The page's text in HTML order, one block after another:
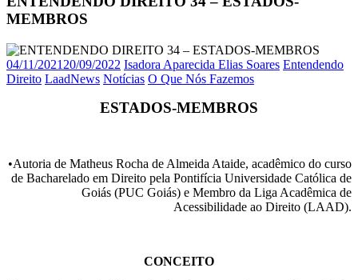
MEMBROS
04/11/2021 20/09/2022 Isadora Aparecida Elias Soares Entendendo
Direito LaadNews Notícias O Que Nós Fazemos
ESTADOS-MEMBROS
•Autoria de Matheus Rocha de Almeida Ataide, acadêmico do curso
de Bacharelado em Direito pela Pontifícia Universidade Católica de
Goiás (PUC Goiás) e Membro da Liga Acadêmica de
Acessibilidade ao Direito (LAAD).
CONCEITO